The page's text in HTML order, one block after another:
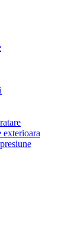
exterioara